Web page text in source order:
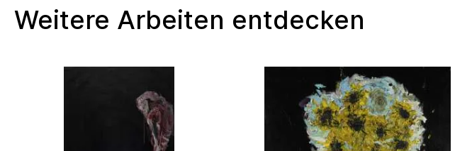
³Lateinisch: radikales = Wurzel (bis zur Wurzel gehend). Bei Bedarf
bieten die Bilder ausreichend inhaltliche Tiefe für eine ernsthafte
Auseinandersetzung.
Weitere Arbeiten entdecken